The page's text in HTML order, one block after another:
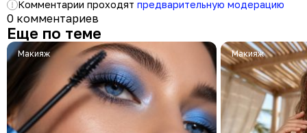
Комментарии проходят предварительную модерацию
0 комментариев
Еще по теме
Макияж Макияж